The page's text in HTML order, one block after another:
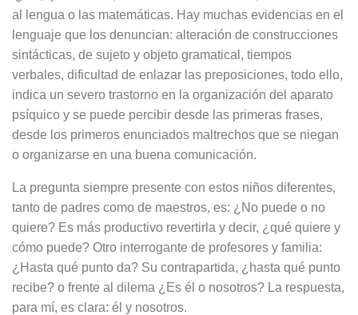
al lengua o las matemáticas. Hay muchas evidencias en el
lenguaje que los denuncian: alteración de construcciones
sintácticas, de sujeto y objeto gramatical, tiempos
verbales, dificultad de enlazar las preposiciones, todo ello,
indica un severo trastorno en la organización del aparato
psíquico y se puede percibir desde las primeras frases,
desde los primeros enunciados maltrechos que se niegan
o organizarse en una buena comunicación.
La pregunta siempre presente con estos niños diferentes,
tanto de padres como de maestros, es: ¿No puede o no
quiere? Es más productivo revertirla y decir, ¿qué quiere y
cómo puede? Otro interrogante de profesores y familia:
¿Hasta qué punto da? Su contrapartida, ¿hasta qué punto
recibe? o frente al dilema ¿Es él o nosotros? La respuesta,
para mí, es clara: él y nosotros.